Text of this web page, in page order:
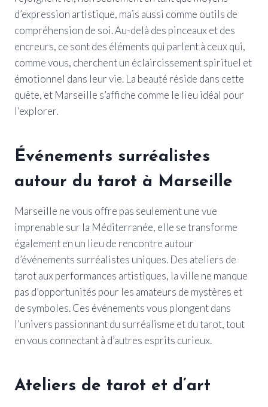
d’expression artistique, mais aussi comme outils de
compréhension de soi. Au-delà des pinceaux et des
encreurs, ce sont des éléments qui parlent à ceux qui,
comme vous, cherchent un éclaircissement spirituel et
émotionnel dans leur vie. La beauté réside dans cette
quête, et Marseille s’affiche comme le lieu idéal pour
l’explorer.
Événements surréalistes
autour du tarot à Marseille
Marseille ne vous offre pas seulement une vue
imprenable sur la Méditerranée, elle se transforme
également en un lieu de rencontre autour
d’événements surréalistes uniques. Des ateliers de
tarot aux performances artistiques, la ville ne manque
pas d’opportunités pour les amateurs de mystères et
de symboles. Ces événements vous plongent dans
l’univers passionnant du surréalisme et du tarot, tout
en vous connectant à d’autres esprits curieux.
Ateliers de tarot et d’art